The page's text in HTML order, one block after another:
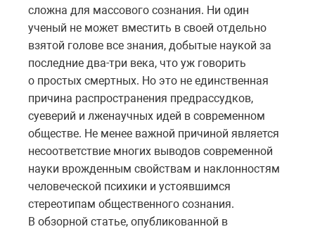
сложна для массового сознания. Ни один
ученый не может вместить в своей отдельно
взятой голове все знания, добытые наукой за
последние два-три века, что уж говорить
о простых смертных. Но это не единственная
причина распространения предрассудков,
суеверий и лженаучных идей в современном
обществе. Не менее важной причиной является
несоответствие многих выводов современной
науки врожденным свойствам и наклонностям
человеческой психики и устоявшимся
стереотипам общественного сознания.
В обзорной статье, опубликованной в